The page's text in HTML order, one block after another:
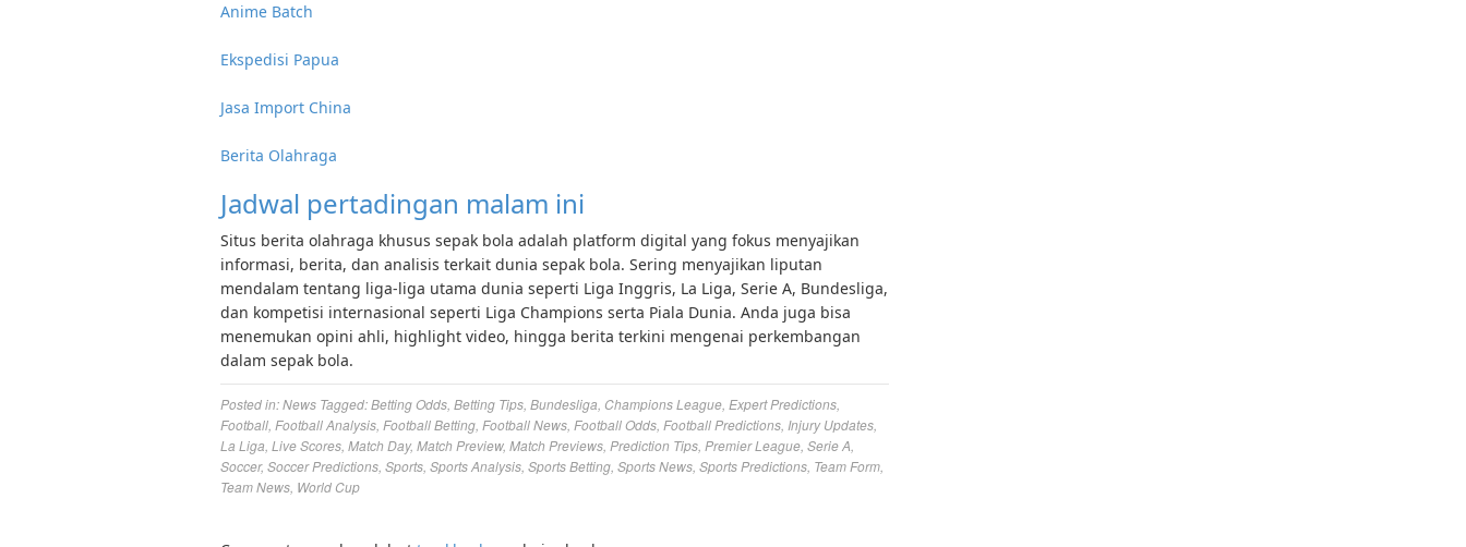
Anime Batch
Ekspedisi Papua
Jasa Import China
Berita Olahraga
Jadwal pertadingan malam ini
Situs berita olahraga khusus sepak bola adalah platform digital yang fokus menyajikan
informasi, berita, dan analisis terkait dunia sepak bola. Sering menyajikan liputan
mendalam tentang liga-liga utama dunia seperti Liga Inggris, La Liga, Serie A, Bundesliga,
dan kompetisi internasional seperti Liga Champions serta Piala Dunia. Anda juga bisa
menemukan opini ahli, highlight video, hingga berita terkini mengenai perkembangan
dalam sepak bola.
Posted in:News Tagged:Betting Odds Betting Tips Bundesliga Champions League Expert Predictions
Football Football Analysis Football Betting Football News Football Odds Football Predictions Injury Updates
La Liga Live Scores Match Day, Match Preview, Match Previews Prediction Tips Premier League Serie A
Soccer, Soccer Predictions Sports Sports Analysis Sports Betting Sports News Sports Predictions Team Form
Team News World Cup